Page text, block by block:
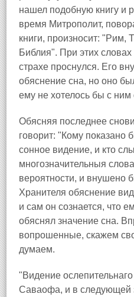
нашел подобную книгу и
время Митрополит,
книги, произносит: "Рим,
Библия". При этих
страхе проснулся. Его
обяснение сна, но оно
ему не хотелось бы с ним
Обясняя последнее
говорит: "Кому показано
сонное видение, и кто
многозначительныя
вероятности, и внушено
Хранителя обяснение
и сам он сознается, что
обяснял значение сна.
вопрошенные, скажем
думаем.
"Видение
Саваофа, и в следующей